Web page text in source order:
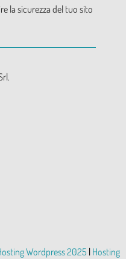
la sicurezza del tuo sito
Wordpress 2025 | Hosting